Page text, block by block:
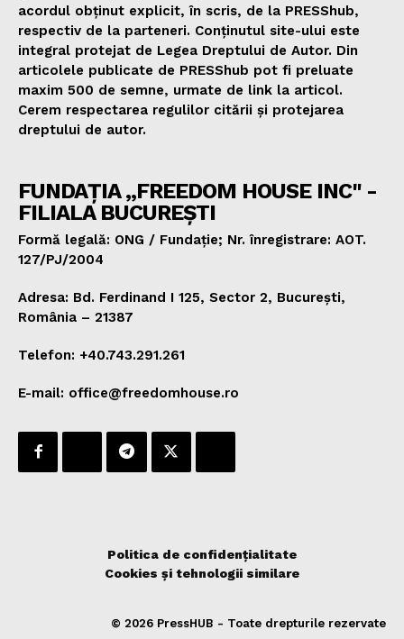
acordul obținut explicit, în scris, de la PRESShub,
respectiv de la parteneri. Conținutul site-ului este
integral protejat de Legea Dreptului de Autor. Din
articolele publicate de PRESShub pot fi preluate
maxim 500 de semne, urmate de link la articol.
Cerem respectarea regulilor citării și protejarea
dreptului de autor.
FUNDAȚIA „FREEDOM HOUSE INC" -
FILIALA BUCUREȘTI
Formă legală: ONG / Fundație; Nr. înregistrare: AOT.
127/PJ/2004
Adresa: Bd. Ferdinand I 125, Sector 2, București,
România – 21387
Telefon: +40.743.291.261
E-mail: office@freedomhouse.ro
Politica de confidențialitate
Cookies și tehnologii similare
© 2026 PressHUB - Toate drepturile rezervate